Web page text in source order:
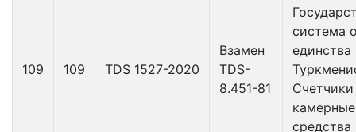
109 109 TDS 1527-2020
Взамен
TDS-
8.451-81
система
средства